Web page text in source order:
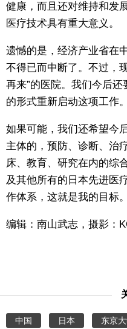
健康，而且还对维持和发
医疗技术具有重大意义。
遗憾的是，经济产业省在
不得已而中断了。不过，
再来”的医院。我们今后
的形式重新启动这项工作。
如果可能，我们还希望今
主体的，预防、诊断、治
床、教育、研究在内的综
及其他所有的日本先进医
作体系，这就是我的目标。
编辑：南山武志，摄影：
中国 日本 东京